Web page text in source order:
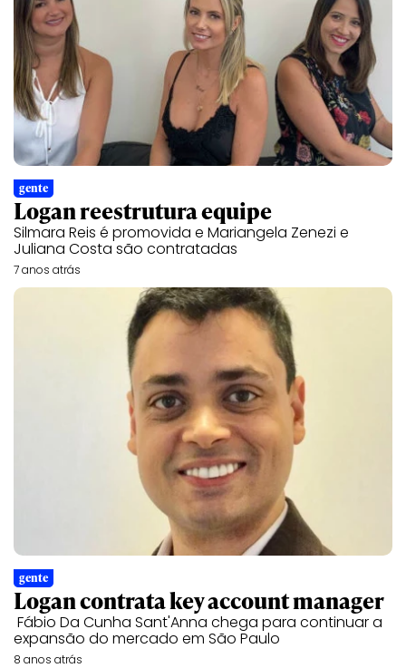
gente
Logan reestrutura equipe
Silmara Reis é promovida e Mariangela Zenezi e
Juliana Costa são contratadas
7 anos atrás
gente
Logan contrata key account manager
Fábio Da Cunha Sant'Anna chega para continuar a
expansão do mercado em São Paulo
8 anos atrás